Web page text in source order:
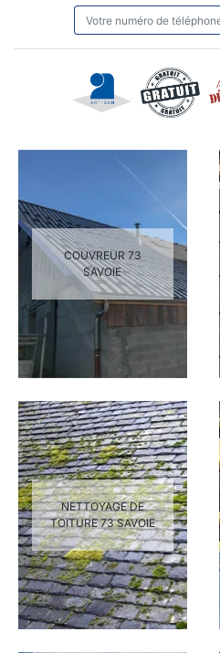
COUVREUR 73
SAVOIE
NETTOYAGE DE
TOITURE 73 SAVOIE